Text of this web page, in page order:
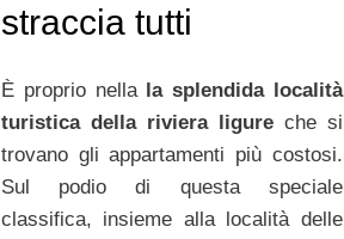
straccia tutti
È proprio nella la splendida località
turistica della riviera ligureche si
trovano gli appartamenti più costosi.
Sul podio di questa speciale
classifica, insieme alla località delle